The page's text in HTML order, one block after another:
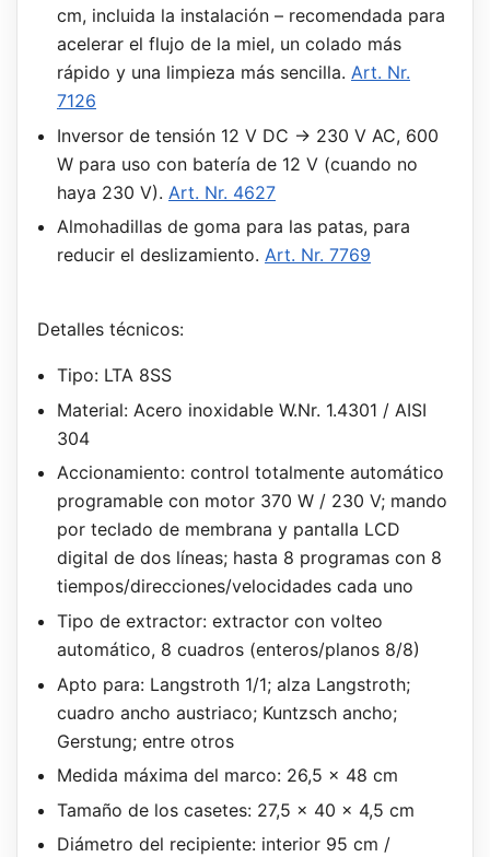
cm, incluida la instalación – recomendada para
acelerar el flujo de la miel, un colado más
rápido y una limpieza más sencilla. Art. Nr.
7126
Inversor de tensión 12 V DC → 230 V AC, 600
W para uso con batería de 12 V (cuando no
haya 230 V). Art. Nr. 4627
Almohadillas de goma para las patas, para
reducir el deslizamiento. Art. Nr. 7769
Detalles técnicos:
Tipo: LTA 8SS
Material: Acero inoxidable W.Nr. 1.4301 / AISI
304
Accionamiento: control totalmente automático
programable con motor 370 W / 230 V; mando
por teclado de membrana y pantalla LCD
digital de dos líneas; hasta 8 programas con 8
tiempos/direcciones/velocidades cada uno
Tipo de extractor: extractor con volteo
automático, 8 cuadros (enteros/planos 8/8)
Apto para: Langstroth 1/1; alza Langstroth;
cuadro ancho austriaco; Kuntzsch ancho;
Gerstung; entre otros
Medida máxima del marco: 26,5 x 48 cm
Tamaño de los casetes: 27,5 x 40 x 4,5 cm
Diámetro del recipiente: interior 95 cm /